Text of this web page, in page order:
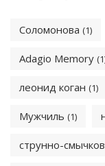
Соломонова (1)
Adagio Memory
леонид коган (1)
Мужчиль (1)
струнно-